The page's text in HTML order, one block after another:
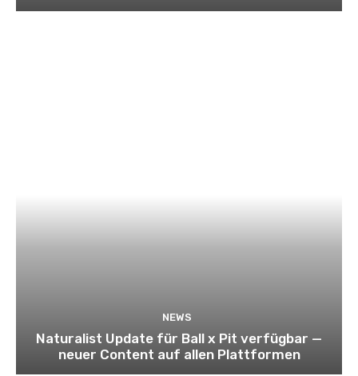
NEWS
Naturalist Update für Ball x Pit verfügbar —
neuer Content auf allen Plattformen